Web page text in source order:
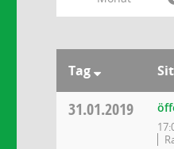
Tag
31.01.2019